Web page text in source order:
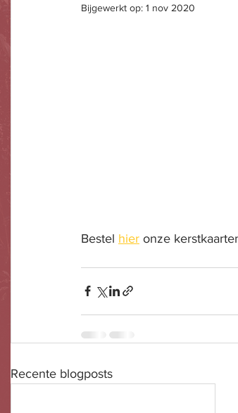
Bijgewerkt op: 1 nov 2020
Bestel hier onze
Recente blogposts